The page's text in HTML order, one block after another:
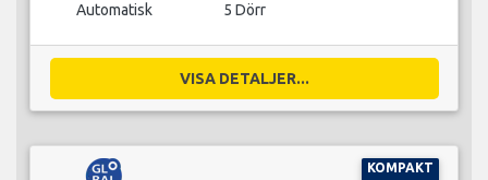
Automatisk 5 Dörr
VISA DETALJER...
KOMPAKT